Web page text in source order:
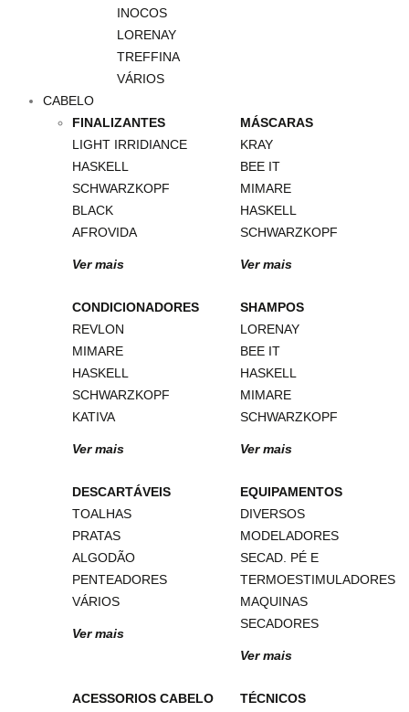
INOCOS
LORENAY
TREFFINA
VÁRIOS
CABELO
FINALIZANTES
LIGHT IRRIDIANCE
HASKELL
SCHWARZKOPF
BLACK
AFROVIDA
Ver mais
MÁSCARAS
KRAY
BEE IT
MIMARE
HASKELL
SCHWARZKOPF
Ver mais
CONDICIONADORES
REVLON
MIMARE
HASKELL
SCHWARZKOPF
KATIVA
Ver mais
SHAMPOS
LORENAY
BEE IT
HASKELL
MIMARE
SCHWARZKOPF
Ver mais
DESCARTÁVEIS
TOALHAS
PRATAS
ALGODÃO
PENTEADORES
VÁRIOS
Ver mais
EQUIPAMENTOS
DIVERSOS
MODELADORES
SECAD. PÉ E
TERMOESTIMULADORES
MAQUINAS
SECADORES
Ver mais
ACESSORIOS CABELO
TÉCNICOS